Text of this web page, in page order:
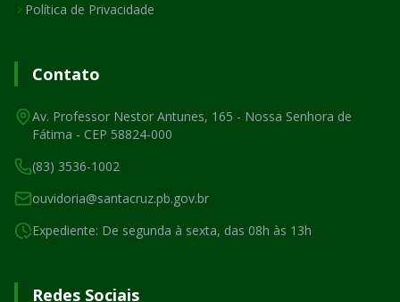
Política de Privacidade
Contato
Av. Professor Nestor Antunes, 165 - Nossa Senhora de
Fátima - CEP 58824-000
(83) 3536-1002
ouvidoria@santacruz.pb.gov.br
Expediente: De segunda à sexta, das 08h às 13h
Redes Sociais